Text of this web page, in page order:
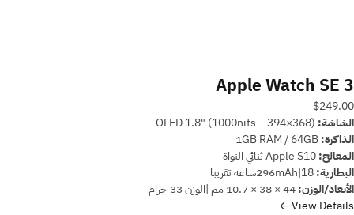
Apple Watch SE 3
$249.00
الشاشة:
الذاكرة:
المعالج:
البطارية:
الأبعاد/الوزن:
View Details ←